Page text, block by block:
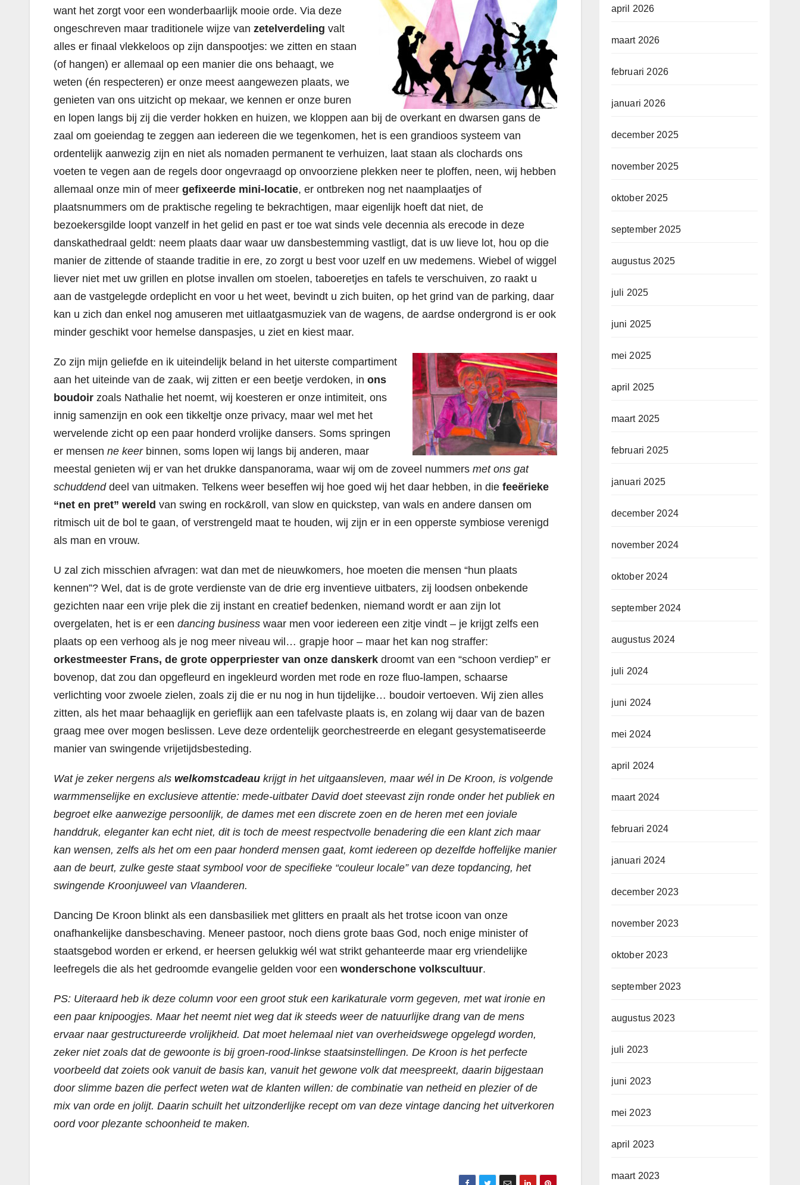
want het zorgt voor een wonderbaarlijk mooie orde. Via deze
ongeschreven maar traditionele wijze van zetelverdeling valt
alles er finaal vlekkeloos op zijn danspootjes: we zitten en staan
(of hangen) er allemaal op een manier die ons behaagt, we
weten (én respecteren) er onze meest aangewezen plaats, we
genieten van ons uitzicht op mekaar, we kennen er onze buren
en lopen langs bij zij die verder hokken en huizen, we kloppen aan bij de overkant en dwarsen gans de
zaal om goeiendag te zeggen aan iedereen die we tegenkomen, het is een grandioos systeem van
ordentelijk aanwezig zijn en niet als nomaden permanent te verhuizen, laat staan als clochards ons
voeten te vegen aan de regels door ongevraagd op onvoorziene plekken neer te ploffen, neen, wij hebben
allemaal onze min of meer gefixeerde mini-locatie, er ontbreken nog net naamplaatjes of
plaatsnummers om de praktische regeling te bekrachtigen, maar eigenlijk hoeft dat niet, de
bezoekersgilde loopt vanzelf in het gelid en past er toe wat sinds vele decennia als erecode in deze
danskathedraal geldt: neem plaats daar waar uw dansbestemming vastligt, dat is uw lieve lot, hou op die
manier de zittende of staande traditie in ere, zo zorgt u best voor uzelf en uw medemens. Wiebel of wiggel
liever niet met uw grillen en plotse invallen om stoelen, taboeretjes en tafels te verschuiven, zo raakt u
aan de vastgelegde ordeplicht en voor u het weet, bevindt u zich buiten, op het grind van de parking, daar
kan u zich dan enkel nog amuseren met uitlaatgasmuziek van de wagens, de aardse ondergrond is er ook
minder geschikt voor hemelse danspasjes, u ziet en kiest maar.
Zo zijn mijn geliefde en ik uiteindelijk beland in het uiterste compartiment
aan het uiteinde van de zaak, wij zitten er een beetje verdoken, in ons
boudoir zoals Nathalie het noemt, wij koesteren er onze intimiteit, ons
innig samenzijn en ook een tikkeltje onze privacy, maar wel met het
wervelende zicht op een paar honderd vrolijke dansers. Soms springen
er mensen ne keerbinnen, soms lopen wij langs bij anderen, maar
meestal genieten wij er van het drukke danspanorama, waar wij om de zoveel nummers met ons gat
schuddenddeel van uitmaken. Telkens weer beseffen wij hoe goed wij het daar hebben, in die feeërieke
“net en pret” wereld van swing en rock&roll, van slow en quickstep, van wals en andere dansen om
ritmisch uit de bol te gaan, of verstrengeld maat te houden, wij zijn er in een opperste symbiose verenigd
als man en vrouw.
U zal zich misschien afvragen: wat dan met de nieuwkomers, hoe moeten die mensen “hun plaats
kennen”? Wel, dat is de grote verdienste van de drie erg inventieve uitbaters, zij loodsen onbekende
gezichten naar een vrije plek die zij instant en creatief bedenken, niemand wordt er aan zijn lot
overgelaten, het is er een dancing business waar men voor iedereen een zitje vindt – je krijgt zelfs een
plaats op een verhoog als je nog meer niveau wil… grapje hoor – maar het kan nog straffer:
orkestmeester Frans, de grote opperpriester van onze danskerk droomt van een “schoon verdiep” er
bovenop, dat zou dan opgefleurd en ingekleurd worden met rode en roze fluo-lampen, schaarse
verlichting voor zwoele zielen, zoals zij die er nu nog in hun tijdelijke… boudoir vertoeven. Wij zien alles
zitten, als het maar behaaglijk en gerieflijk aan een tafelvaste plaats is, en zolang wij daar van de bazen
graag mee over mogen beslissen. Leve deze ordentelijk georchestreerde en elegant gesystematiseerde
manier van swingende vrijetijdsbesteding.
Wat je zeker nergens als welkomstcadeau krijgt in het uitgaansleven, maar wél in De Kroon, is volgende
warmmenselijke en exclusieve attentie: mede-uitbater David doet steevast zijn ronde onder het publiek en
begroet elke aanwezige persoonlijk, de dames met een discrete zoen en de heren met een joviale
handdruk, eleganter kan echt niet, dit is toch de meest respectvolle benadering die een klant zich maar
kan wensen, zelfs als het om een paar honderd mensen gaat, komt iedereen op dezelfde hoffelijke manier
aan de beurt, zulke geste staat symbool voor de specifieke “couleur locale” van deze topdancing, het
swingende Kroonjuweel van Vlaanderen.
Dancing De Kroon blinkt als een dansbasiliek met glitters en praalt als het trotse icoon van onze
onafhankelijke dansbeschaving. Meneer pastoor, noch diens grote baas God, noch enige minister of
staatsgebod worden er erkend, er heersen gelukkig wél wat strikt gehanteerde maar erg vriendelijke
leefregels die als het gedroomde evangelie gelden voor een wonderschone volkscultuur.
PS: Uiteraard heb ik deze column voor een groot stuk een karikaturale vorm gegeven, met wat ironie en
een paar knipoogjes. Maar het neemt niet weg dat ik steeds weer de natuurlijke drang van de mens
ervaar naar gestructureerde vrolijkheid. Dat moet helemaal niet van overheidswege opgelegd worden,
zeker niet zoals dat de gewoonte is bij groen-rood-linkse staatsinstellingen. De Kroon is het perfecte
voorbeeld dat zoiets ook vanuit de basis kan, vanuit het gewone volk dat meespreekt, daarin bijgestaan
door slimme bazen die perfect weten wat de klanten willen: de combinatie van netheid en plezier of de
mix van orde en jolijt. Daarin schuilt het uitzonderlijke recept om van deze vintage dancing het uitverkoren
oord voor plezante schoonheid te maken.
april 2026
maart 2026
februari 2026
januari 2026
december 2025
november 2025
oktober 2025
september 2025
augustus 2025
juli 2025
juni 2025
mei 2025
april 2025
maart 2025
februari 2025
januari 2025
december 2024
november 2024
oktober 2024
september 2024
augustus 2024
juli 2024
juni 2024
mei 2024
april 2024
maart 2024
februari 2024
januari 2024
december 2023
november 2023
oktober 2023
september 2023
augustus 2023
juli 2023
juni 2023
mei 2023
april 2023
maart 2023